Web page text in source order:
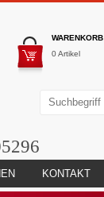
WARENKORB
0 Artikel
KONTAKT